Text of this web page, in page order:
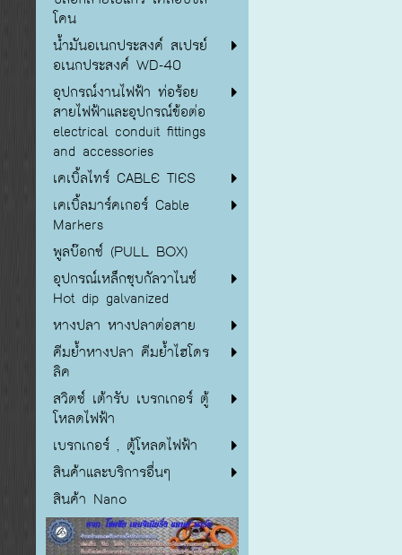
โคน
น้ำมันอเนกประสงค์ สเปรย์
อเนกประสงค์ WD-40
อุปกรณ์งานไฟฟ้า ท่อร้อย
สายไฟฟ้าและอุปกรณ์ข้อต่อ
electrical conduit fittings
and accessories
เคเบิ้ลไทร์ CABLE TIES
เคเบิ้ลมาร์คเกอร์ Cable
Markers
พูลบ๊อกซ์ (PULL BOX)
อุปกรณ์เหล็กชุบกัลวาไนซ์
Hot dip galvanized
หางปลา หางปลาต่อสาย
คีมย้ำหางปลา คีมย้ำไฮโดร
ลิค
สวิตซ์ เต้ารับ เบรกเกอร์ ตู้
โหลดไฟฟ้า
เบรกเกอร์ , ตู้โหลดไฟฟ้า
สินค้าและบริการอื่นๆ
สินค้า Nano